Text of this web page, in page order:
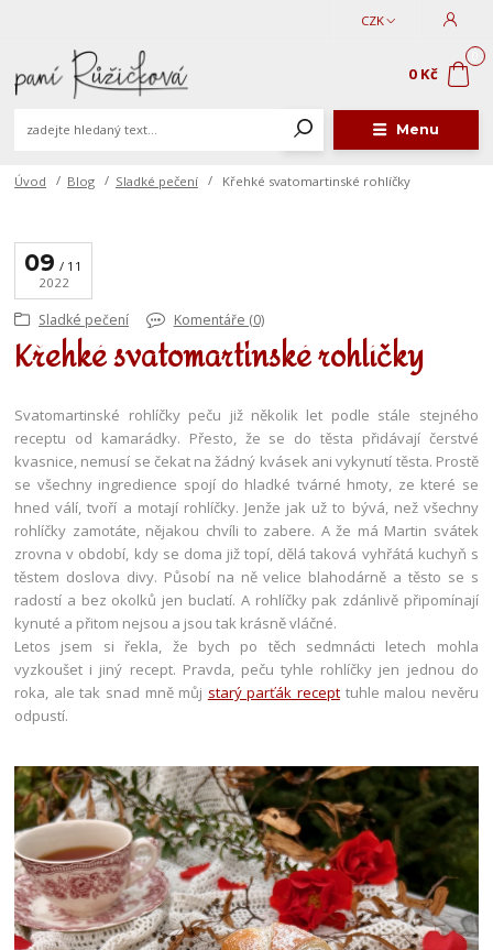
Menu
CZK
0 Kč
Úvod Blog Sladké pečení Křehké svatomartinské rohlíčky
09
11
2022
Sladké pečení Komentáře (0)
Křehké svatomartinské rohlíčky
Svatomartinské rohlíčky peču již několik let podle stále stejného
receptu od kamarádky. Přesto, že se do těsta přidávají čerstvé
kvasnice, nemusí se čekat na žádný kvásek ani vykynutí těsta. Prostě
se všechny ingredience spojí do hladké tvárné hmoty, ze které se
hned válí, tvoří a motají rohlíčky. Jenže jak už to bývá, než všechny
rohlíčky zamotáte, nějakou chvíli to zabere. A že má Martin svátek
zrovna v období, kdy se doma již topí, dělá taková vyhřátá kuchyň s
těstem doslova divy. Působí na ně velice blahodárně a těsto se s
radostí a bez okolků jen buclatí. A rohlíčky pak zdánlivě připomínají
kynuté a přitom nejsou a jsou tak krásně vláčné.
Letos jsem si řekla, že bych po těch sedmnácti letech mohla
vyzkoušet i jiný recept. Pravda, peču tyhle rohlíčky jen jednou do
roka, ale tak snad mně můj starý parťák recept tuhle malou nevěru
odpustí.